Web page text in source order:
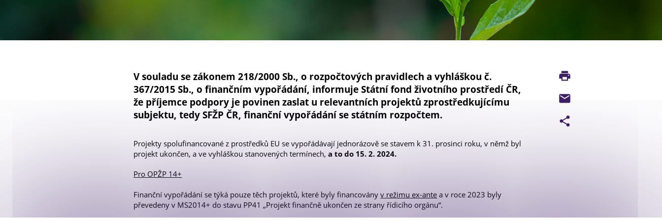
Newsletter OPST
V souladu se zákonem 218/2000 Sb., o rozpočtových pravidlech a vyhláškou č.
367/2015 Sb., o finančním vypořádání, informuje Státní fond životního prostředí ČR,
že příjemce podpory je povinen zaslat u relevantních projektů zprostředkujícímu
subjektu, tedy SFŽP ČR, finanční vypořádání se státním rozpočtem.
Projekty spolufinancované z prostředků EU se vypořádávají jednorázově se stavem k 31. prosinci roku, v němž byl
projekt ukončen, a ve vyhláškou stanovených termínech, a to do 15. 2. 2024.
Pro OPŽP 14+
Finanční vypořádání se týká pouze těch projektů, které byly financoványv režimu ex-antea v roce 2023 byly
převedeny v MS2014+ do stavu PP41 „Projekt finančně ukončen ze strany řídicího orgánu“.